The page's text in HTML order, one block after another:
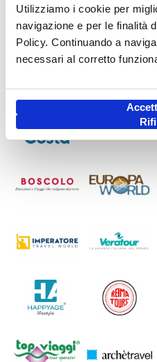
Utilizziamo i cookie per
navigazione e per le finalità
Policy. Continuando a
necessari al corretto